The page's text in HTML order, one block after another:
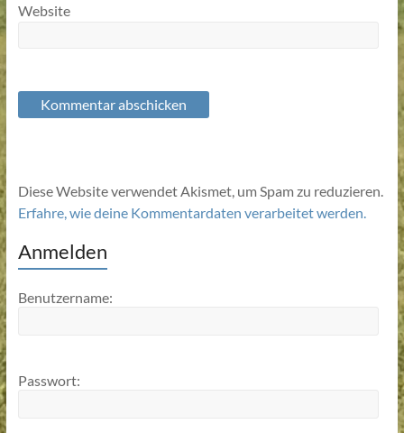
Website
Diese Website verwendet Akismet, um Spam zu reduzieren.
Erfahre, wie deine Kommentardaten verarbeitet werden.
Anmelden
Benutzername:
Passwort: